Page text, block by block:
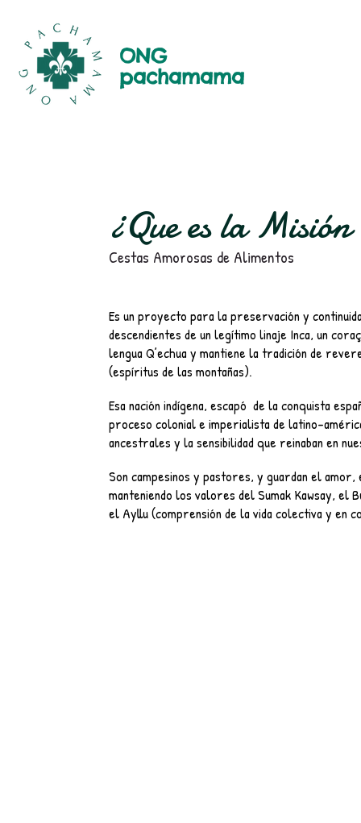
ONG
pachamama
¿Que es la
Cestas Amorosas de Alimentos
Es un proyecto para la preservación y
descendientes de un legítimo linaje Inca, un
lengua Q’echua y mantiene la tradición de
(espíritus de las montañas).
Esa nación indígena, escapó de la conquista
proceso colonial e imperialista de latino-
ancestrales y la sensibilidad que reinaban en
Son campesinos y pastores, y guardan el
manteniendo los valores del Sumak Kawsay, el
el Ayllu (comprensión de la vida colectiva y en